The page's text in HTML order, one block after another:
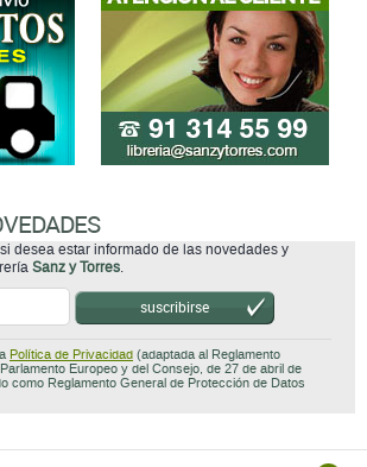
desea estar informado de las novedades y
Sanz y Torres.
suscribirse
Política de Privacidad (adaptada al Reglamento
Europeo y del Consejo, de 27 de abril de
como Reglamento General de Protección de Datos